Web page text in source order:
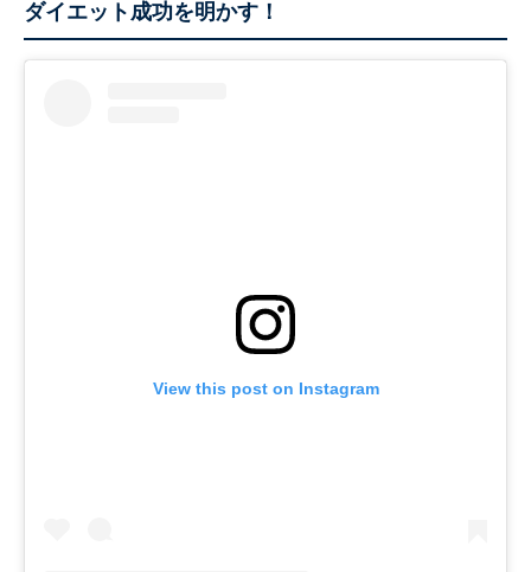
ダイエット成功を明かす！
View this post on Instagram